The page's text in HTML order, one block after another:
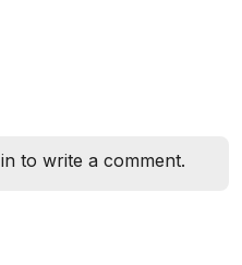
to write a comment.